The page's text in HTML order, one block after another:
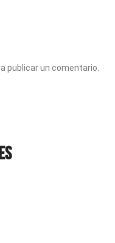
publicar un comentario.